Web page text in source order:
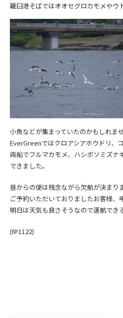
羅臼港そばではオオセグロカモメやウ
小魚などが集まっていたのかもしれませ
EverGreenではクロアシアホウドリ、
両船でフルマカモメ、ハシボソミズナ
できました。
昼からの便は残念ながら欠航が決まり
ご予約いただいておりましたお客様、
明日は天気も良さそうなので運航でき
(№1122)